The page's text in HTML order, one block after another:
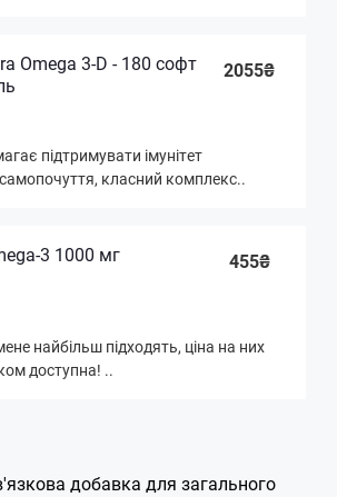
Omega 3-D - 180 софт
2055₴
підтримувати імунітет
класний комплекс..
3 1000 мг 455₴
найбільш підходять, ціна на них
доступна! ..
добавка для загального